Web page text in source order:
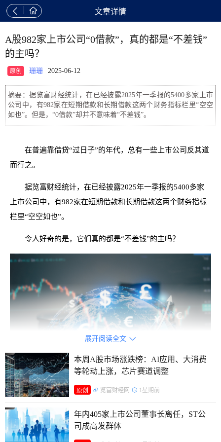
  文章详情
A股982家上市公司“0借款”，真的都是“不差钱”
的主吗？
原创 珊珊 2025-06-12
摘要：据览富财经统计，在已经披露2025年一季报的5400多家上市
公司中，有982家在短期借款和长期借款这两个财务指标栏里“空空
如也”。但是，“0借款”却并不意味着“不差钱”。
在普遍靠借贷“过日子”的年代，总有一些上市公司反其道
而行之。
据览富财经统计，在已经披露2025年一季报的5400多家
上市公司中，有982家在短期借款和长期借款这两个财务指标
栏里“空空如也”。
令人好奇的是，它们真的都是“不差钱”的主吗？
从地域分布看，根据省份划分，广东、浙江、江苏、北京
四地均超过100家，其中，广东、浙江以134家的数量并列第
展开阅读全文 
本周A股市场涨跌榜：AI应用、大消费
等轮动上涨，芯片赛道调整
原创 览富财经网 1星期前
年内405家上市公司董事长离任，ST公
司成高发群体